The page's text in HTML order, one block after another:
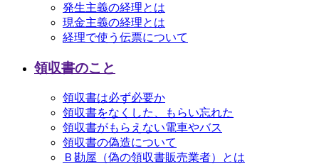
発生主義の経理とは
現金主義の経理とは
経理で使う伝票について
領収書のこと
領収書は必ず必要か
領収書をなくした、もらい忘れた
領収書がもらえない電車やバス
領収書の偽造について
Ｂ勘屋（偽の領収書販売業者）とは